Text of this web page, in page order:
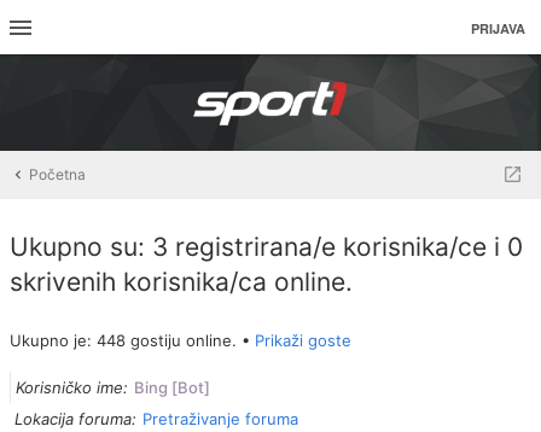
PRIJAVA
Početna
Ukupno su: 3 registrirana/e korisnika/ce i 0
skrivenih korisnika/ca online.
Ukupno je: 448 gostiju online. • Prikaži goste
Korisničko ime
Bing [Bot]
Lokacija foruma
Pretraživanje foruma